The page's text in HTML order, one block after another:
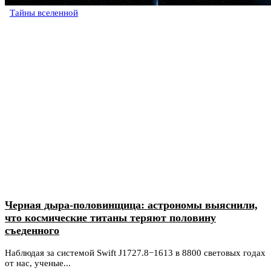
Тайны вселенной
Черная дыра-половинщица: астрономы выяснили,
что космические титаны теряют половину
съеденного
Наблюдая за системой Swift J1727.8−1613 в 8800 световых годах
от нас, ученые...